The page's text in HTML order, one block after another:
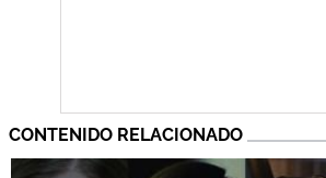
CONTENIDO RELACIONADO